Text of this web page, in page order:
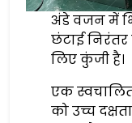
अंडे वजन में
छंटाई निरंतर
लिए कुंजी है।
एक स्वचालित
को उच्च